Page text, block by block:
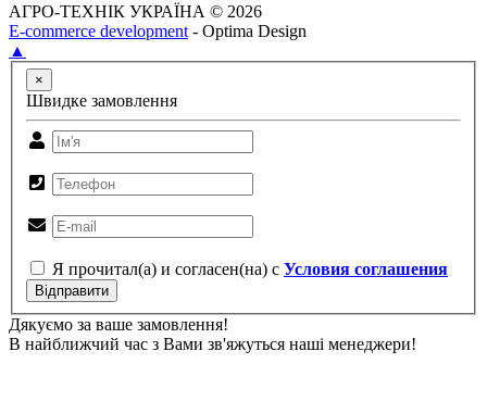
АГРО-ТЕХНІК УКРАЇНА © 2026
E-commerce development - Optima Design
▲
×
Швидке замовлення
Я прочитал(а) и согласен(на) с Условия соглашения
Відправити
Дякуємо за ваше замовлення!
В найближчий час з Вами зв'яжуться наші менеджери!